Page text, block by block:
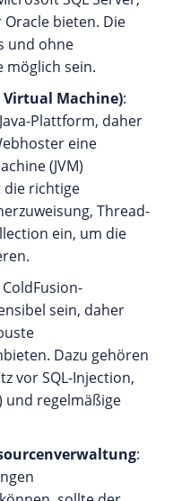
Oracle bieten. Die
und ohne
sein.
Virtual Machine):
Plattform, daher
eine
(JVM)
die richtige
Thread-
ein, um die
ColdFusion-
sein, daher
Dazu gehören
vor SQL-Injection,
und regelmäßige
: